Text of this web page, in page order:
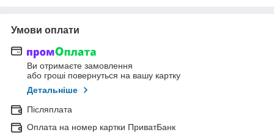
Умови оплати
Ви отримаєте замовлення
або гроші повернуться на вашу картку
Детальніше
Післяплата
Оплата на номер картки ПриватБанк